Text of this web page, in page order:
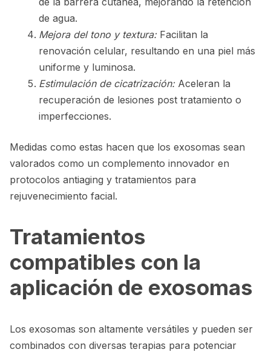
de agua.
Mejora del tono y textura:Facilitan la
renovación celular, resultando en una piel más
uniforme y luminosa.
Estimulación de cicatrización:Aceleran la
recuperación de lesiones post tratamiento o
imperfecciones.
Medidas como estas hacen que los exosomas sean
valorados como un complemento innovador en
protocolos antiaging y tratamientos para
rejuvenecimiento facial.
Tratamientos
compatibles con la
aplicación de exosomas
Los exosomas son altamente versátiles y pueden ser
combinados con diversas terapias para potenciar